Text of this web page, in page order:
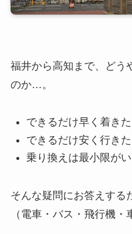
福井から高知まで、どう
のか…。
できるだけ早く着き
できるだけ安く行き
乗り換えは最小限が
そんな疑問にお答えする
（電車・バス・飛行機・